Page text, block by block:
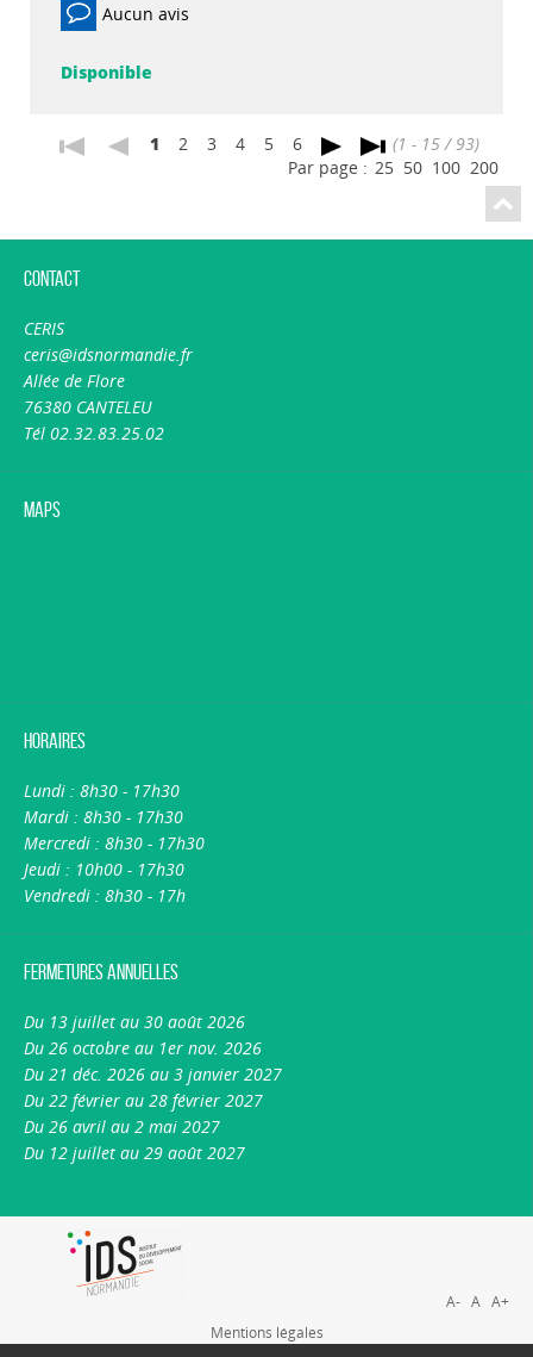
Aucun avis
Disponible
1 2 3 4 5 6
(1 - 15 / 93)
Par page : 25 50 100 200
Contact
CERIS
ceris@idsnormandie.fr
Allée de Flore
76380 CANTELEU
Tél 02.32.83.25.02
Maps
Horaires
Lundi : 8h30 - 17h30
Mardi : 8h30 - 17h30
Mercredi : 8h30 - 17h30
Jeudi : 10h00 - 17h30
Vendredi : 8h30 - 17h
Fermetures annuelles
Du 13 juillet au 30 août 2026
Du 26 octobre au 1er nov. 2026
Du 21 déc. 2026 au 3 janvier 2027
Du 22 février au 28 février 2027
Du 26 avril au 2 mai 2027
Du 12 juillet au 29 août 2027
Mentions légales
A- A A+